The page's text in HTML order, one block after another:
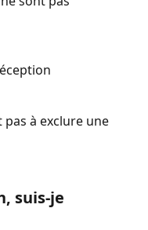
pas à exclure une
suis-je